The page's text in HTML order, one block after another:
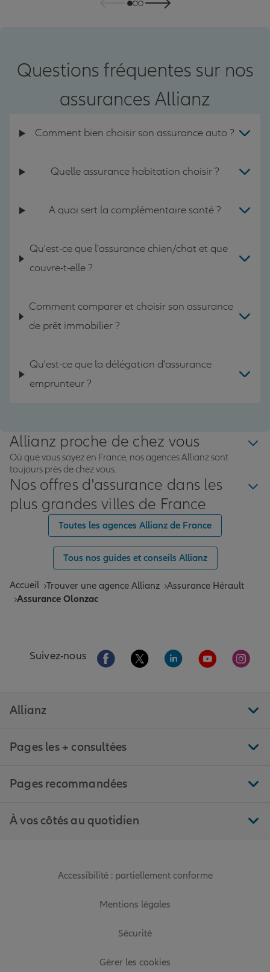
Questions fréquentes sur nos
assurances Allianz
Comment bien choisir son assurance auto ?
Quelle assurance habitation choisir ?
A quoi sert la complémentaire santé ?
Qu'est-ce que l'assurance chien/chat et que
couvre-t-elle ?
Comment comparer et choisir son assurance
de prêt immobilier ?
Qu'est-ce que la délégation d'assurance
emprunteur ?
Allianz proche de chez vous
Où que vous soyez en France, nos agences Allianz sont
toujours près de chez vous.
Nos offres d'assurance dans les
plus grandes villes de France
Toutes les agences Allianz de France
Tous nos guides et conseils Allianz
Accueil Trouver une agence Allianz Assurance Hérault
Assurance Olonzac
Suivez-nous Aller sur la page Facebook de Allianz
Aller sur la page Twitter de
Aller sur la page
Aller sur la
Aller
Allianz
Pages les + consultées
Pages recommandées
À vos côtés au quotidien
Accessibilité : partiellement conforme
Mentions légales
Sécurité
Gérer les cookies